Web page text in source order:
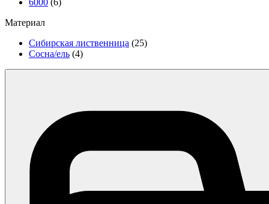
6000 (6)
Материал
Сибирская лиственница (25)
Сосна/ель (4)